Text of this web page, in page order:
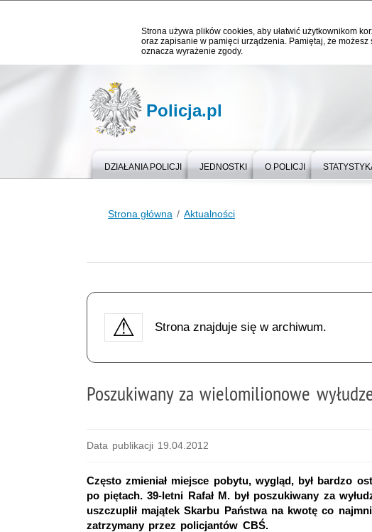
Strona używa plików cookies, aby ułatwić użytkownikom
oraz zapisanie w pamięci urządzenia. Pamiętaj, że
oznacza wyrażenie zgody.
Policja.pl
DZIAŁANIA POLICJI JEDNOSTKI O POLICJI
Strona główna Aktualności
Strona znajduje się w archiwum.
Poszukiwany za wielomilionowe
Data publikacji 19.04.2012
Często zmieniał miejsce pobytu, wygląd, był bardzo
po piętach. 39-letni Rafał M. był poszukiwany za
uszczuplił majątek Skarbu Państwa na kwotę co
zatrzymany przez policjantów CBŚ.